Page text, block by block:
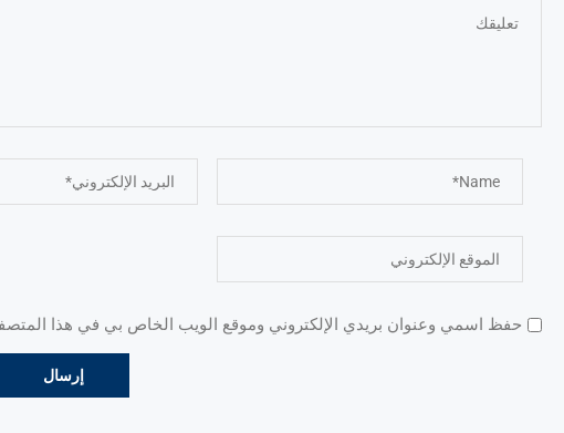
حفظ اسمي وعنوان بريدي الإلكتروني وموقع الويب الخاص بي في هذا